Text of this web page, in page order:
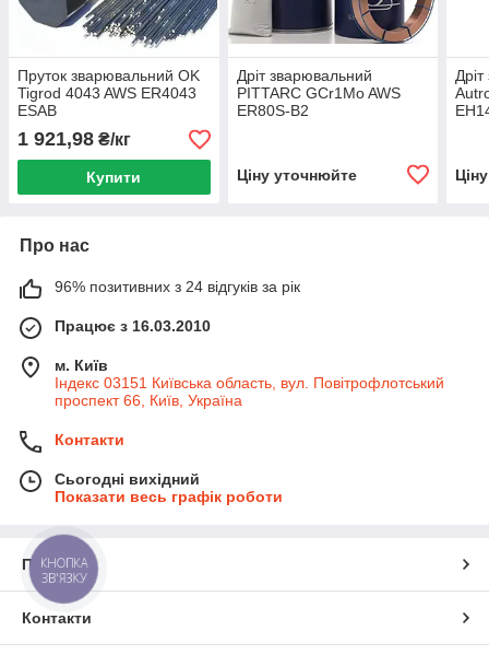
Пруток зварювальний OK
Tigrod 4043 AWS ER4043
ESAB
1 921,98 ₴/кг
Купити
Дріт зварювальний
PITTARC GCr1Mo AWS
ER80S-B2
Ціну уточнюйте
Про нас
96% позитивних з 24 відгуків за рік
Працює з 16.03.2010
м. Київ
Індекс 03151 Київська область, вул. Повітрофлотський
проспект 66, Київ, Україна
Контакти
Сьогодні вихідний
Показати весь графік роботи
Про нас
Контакти
КНОПКА
ЗВ'ЯЗКУ